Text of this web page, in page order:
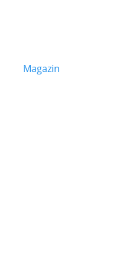
Magazin